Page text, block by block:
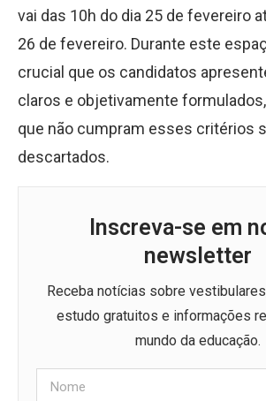
vai das 10h do dia 25 de fevereiro
26 de fevereiro. Durante este
crucial que os candidatos
claros e objetivamente
que não cumpram esses critérios
descartados.
Inscreva-se em
newsletter
Receba notícias sobre
estudo gratuitos e informações
mundo da educação.